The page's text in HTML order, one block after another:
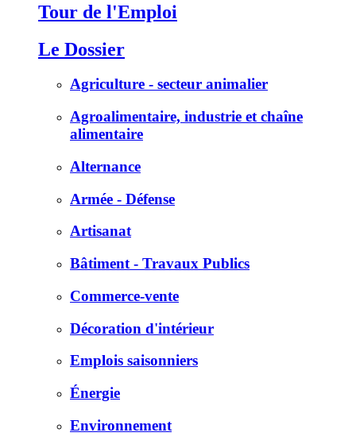
Tour de l'Emploi
Le Dossier
Agriculture - secteur animalier
Agroalimentaire, industrie et chaîne
alimentaire
Alternance
Armée - Défense
Artisanat
Bâtiment - Travaux Publics
Commerce-vente
Décoration d'intérieur
Emplois saisonniers
Énergie
Environnement